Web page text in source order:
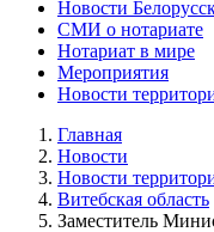
Новости
СМИ о нотариате
Нотариат в мире
Мероприятия
Новости
Главная
Новости
Новости
Витебская область
Заместитель